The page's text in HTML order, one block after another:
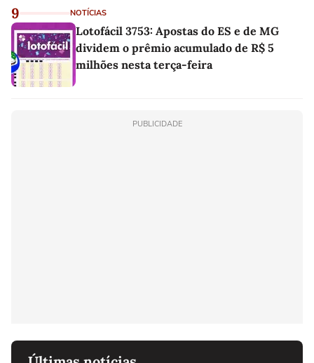
9 NOTÍCIAS
Lotofácil 3753: Apostas do ES e de MG
dividem o prêmio acumulado de R$ 5
milhões nesta terça-feira
PUBLICIDADE